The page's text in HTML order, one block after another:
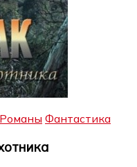
Романы Фантастика